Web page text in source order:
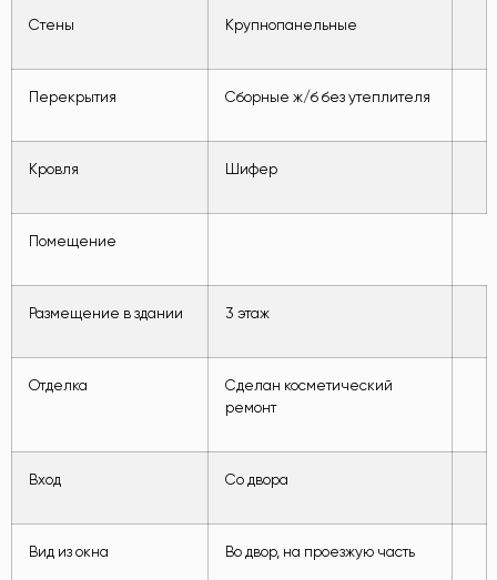
Стены Крупнопанельные
Перекрытия Сборные ж/б без утеплителя
Кровля Шифер
Помещение
Размещение в здании 3 этаж
Отделка
Сделан косметический
ремонт
Вход Со двора
Вид из окна Во двор, на проезжую часть